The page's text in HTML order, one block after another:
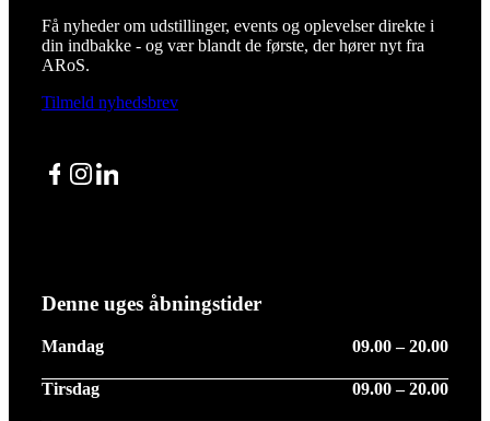
Få nyheder om udstillinger, events og oplevelser direkte i
din indbakke - og vær blandt de første, der hører nyt fra
ARoS.
Tilmeld nyhedsbrev
Facebook
Instagram
LinkedIn
Denne uges åbningstider
Mandag 09.00 – 20.00
Tirsdag 09.00 – 20.00